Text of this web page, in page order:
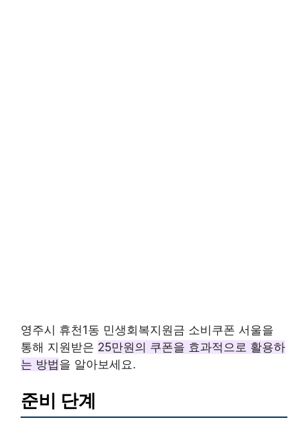
영주시 휴천1동 민생회복지원금 소비쿠폰 서울을
통해 지원받은 25만원의 쿠폰을 효과적으로 활용하
는 방법을 알아보세요.
준비 단계